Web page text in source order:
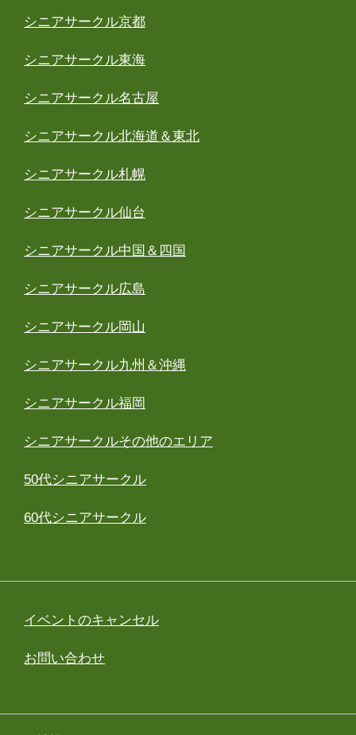
シニアサークル京都
シニアサークル東海
シニアサークル名古屋
シニアサークル北海道＆東北
シニアサークル札幌
シニアサークル仙台
シニアサークル中国＆四国
シニアサークル広島
シニアサークル岡山
シニアサークル九州＆沖縄
シニアサークル福岡
シニアサークルその他のエリア
50代シニアサークル
60代シニアサークル
イベントのキャンセル
お問い合わせ